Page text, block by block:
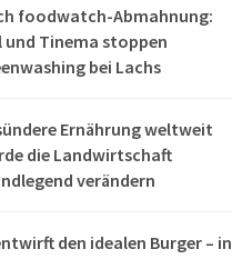
foodwatch-Abmahnung:
und Tinema stoppen
bei Lachs
Ernährung weltweit
die Landwirtschaft
verändern
den idealen Burger – in